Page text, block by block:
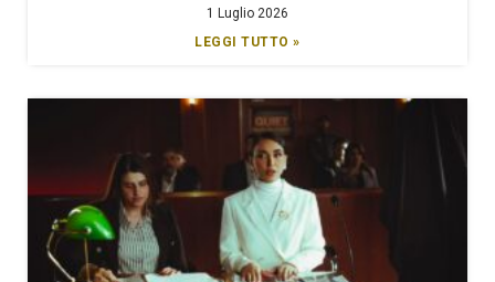
1 Luglio 2026
LEGGI TUTTO »